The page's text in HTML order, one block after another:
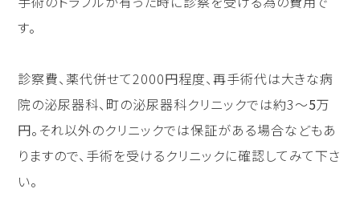
す。
診察費、薬代併せて2000円程度、再手術代は大きな病
院の泌尿器科、町の泌尿器科クリニックでは約3〜5万
円。それ以外のクリニックでは保証がある場合などもあ
りますので、手術を受けるクリニックに確認してみて下さ
い。